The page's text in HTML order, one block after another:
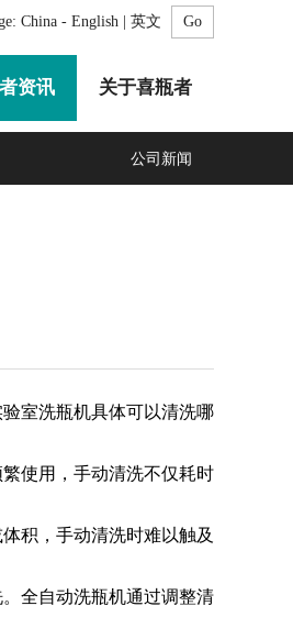
China - English | 英文
资讯 关于喜瓶者
公司新闻
室洗瓶机具体可以清洗哪
使用，手动清洗不仅耗时
积，手动清洗时难以触及
全自动洗瓶机通过调整清